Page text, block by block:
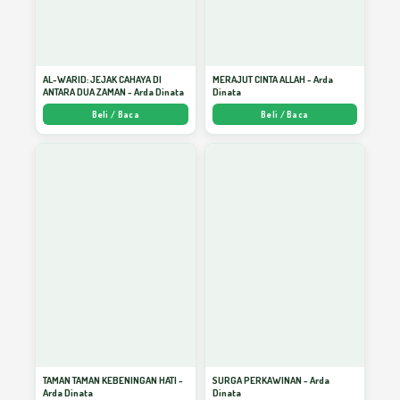
41
MENULIS DIRI (1)
AL-WARID: JEJAK CAHAYA DI
ANTARA DUA ZAMAN - Arda Dinata
Beli / Baca
MERAJUT CINTA ALLAH - Arda
Dinata
Beli / Baca
TAMAN TAMAN KEBENINGAN HATI -
Arda Dinata
SURGA PERKAWINAN - Arda
Dinata